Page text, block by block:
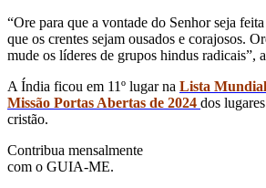
“Ore para que a vontade do Senhor seja
que os crentes sejam ousados ​​e corajosos.
mude os líderes de grupos hindus radicais”,
A Índia ficou em 11º lugar na Lista Mundial
Missão Portas Abertas de 2024 dos
cristão.
Contribua mensalmente
com o GUIA-ME.